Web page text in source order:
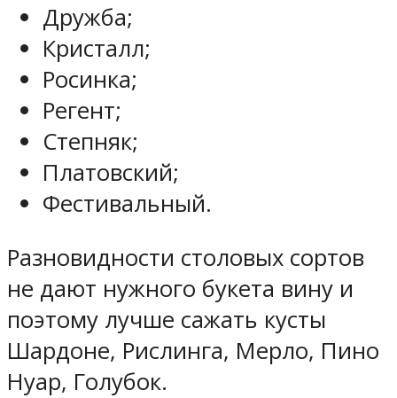
Дружба;
Кристалл;
Росинка;
Регент;
Степняк;
Платовский;
Фестивальный.
Разновидности столовых сортов
не дают нужного букета вину и
поэтому лучше сажать кусты
Шардоне, Рислинга, Мерло, Пино
Нуар, Голубок.